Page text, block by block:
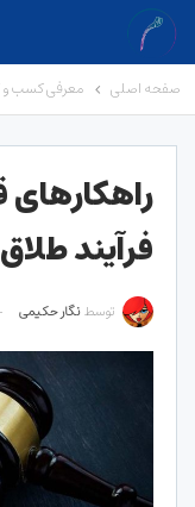
صفحه اصلی معرفی کسب و
راهکارهای
فرآیند
توسط نگار حکیمی